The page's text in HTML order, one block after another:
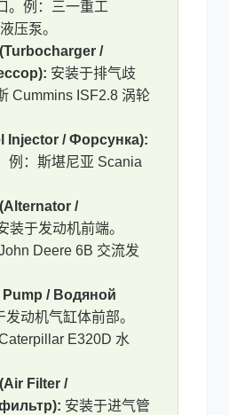
。例：三一重工
压泵。
/
安装于排气歧
Cummins ISF2.8 涡轮
Injector / Форсунка):
例：斯堪尼亚 Scania
/
装于发动机前端。
Deere 6B 交流发
Pump / Водяной
发动机气缸体前部。
E320D 水
Filter /
安装于进气管